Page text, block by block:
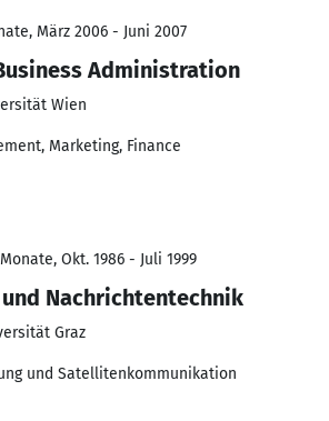
März 2006 - Juni 2007
Administration
Wien
Marketing, Finance
Okt. 1986 - Juli 1999
Nachrichtentechnik
Graz
und Satellitenkommunikation